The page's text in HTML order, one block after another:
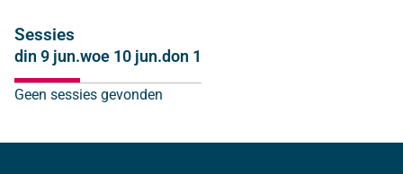
Sessies
din 9 jun.woe 10 jun.don 11 jun.
Geen sessies gevonden